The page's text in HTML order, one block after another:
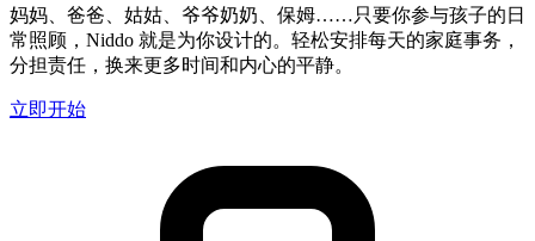
妈妈、爸爸、姑姑、爷爷奶奶、保姆……只要你参与孩子的日
常照顾，Niddo 就是为你设计的。轻松安排每天的家庭事务，
分担责任，换来更多时间和内心的平静。
立即开始